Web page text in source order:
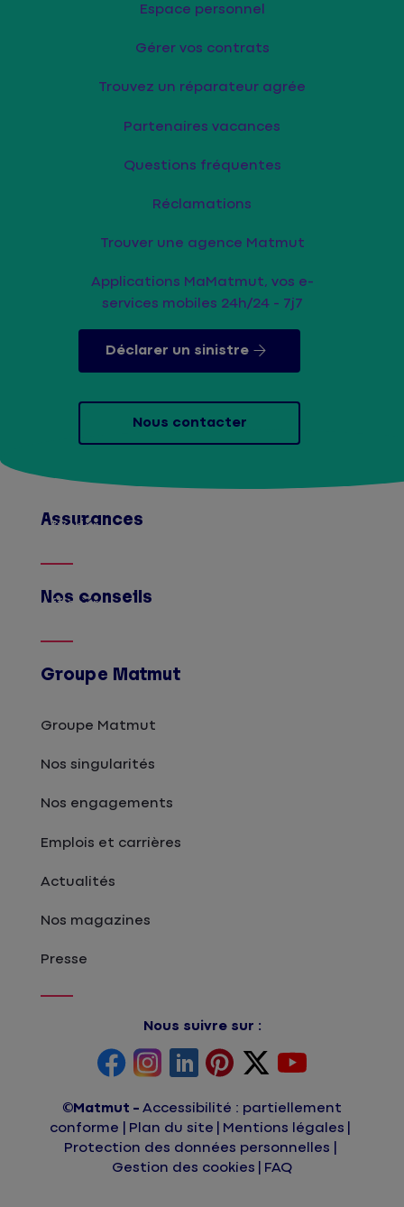
Espace personnel
Gérer vos contrats
Trouvez un réparateur agrée
Partenaires vacances
Questions fréquentes
Réclamations
Trouver une agence Matmut
Applications MaMatmut, vos e-
services mobiles 24h/24 - 7j7
Déclarer un sinistre
Nous contacter
Assurances
Afficher
Nos conseils
Afficher
Groupe Matmut
Groupe Matmut
Nos singularités
Nos engagements
Emplois et carrières
Actualités
Nos magazines
Presse
Nous suivre sur :
©Matmut
Accessibilité : partiellement
conforme
Plan du site
Mentions légales
Protection des données personnelles
Gestion des cookies
FAQ